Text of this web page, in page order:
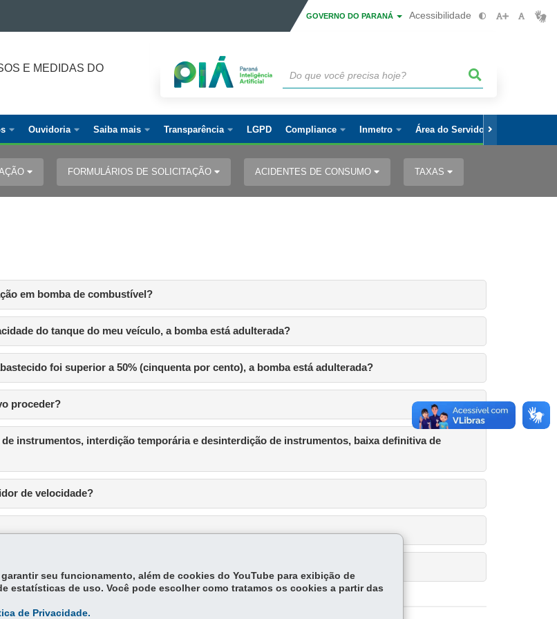
GOVERNO DO PARANÁ Acessibilidade
E MEDIDAS DO
Ouvidoria Saiba mais Transparência LGPD Compliance Inmetro Área do Servidor
FORMULÁRIOS DE SOLICITAÇÃO ACIDENTES DE CONSUMO TAXAS
em bomba de combustível?
do tanque do meu veículo, a bomba está adulterada?
foi superior a 50% (cinquenta por cento), a bomba está adulterada?
proceder?
instrumentos, interdição temporária e desinterdição de instrumentos, baixa definitiva de
de velocidade?
que comercializam alimentos a peso?
seu funcionamento, além de cookies do YouTube para exibição de
estatísticas de uso. Você pode escolher como tratamos os cookies a partir das
de Privacidade.